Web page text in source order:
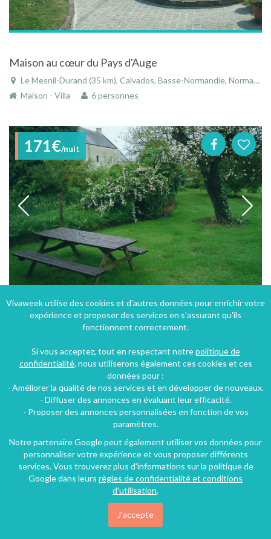
Maison au cœur du Pays d'Auge
Le Mesnil-Durand (35 km), Calvados, Basse-Normandie, Normandie, France
Maison - Villa
6 personnes
171€/nuit
Gîte
3 chambres 8 personnes
60€/nuit
Vivaweek utilise des cookies et d'autres données pour enrichir votre
expérience et proposer des services en s'assurant qu'ils
fonctionnent correctement.
Si vous acceptez, tout en respectant notrepolitique de
confidentialité, nous utiliserons également ces cookies et ces
données pour :
- Améliorer la qualité de nos services et en développer de nouveaux.
- Diffuser des annonces en évaluant leur efficacité.
- Proposer des annonces personnalisées en fonction de vos
paramètres.
Notre partenaire Google peut également utiliser vos données pour
personnaliser votre expérience et vous proposer différents
services. Vous trouverez plus d'informations sur la politique de
Google dans leurs règles de confidentialité et conditions
d'utilisation.
J'accepte